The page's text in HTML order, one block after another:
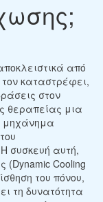
από
καταστρέφει,
στον
θεραπείας μια
μηχάνημα
συσκευή αυτή,
Cooling
του πόνου,
τη δυνατότητα